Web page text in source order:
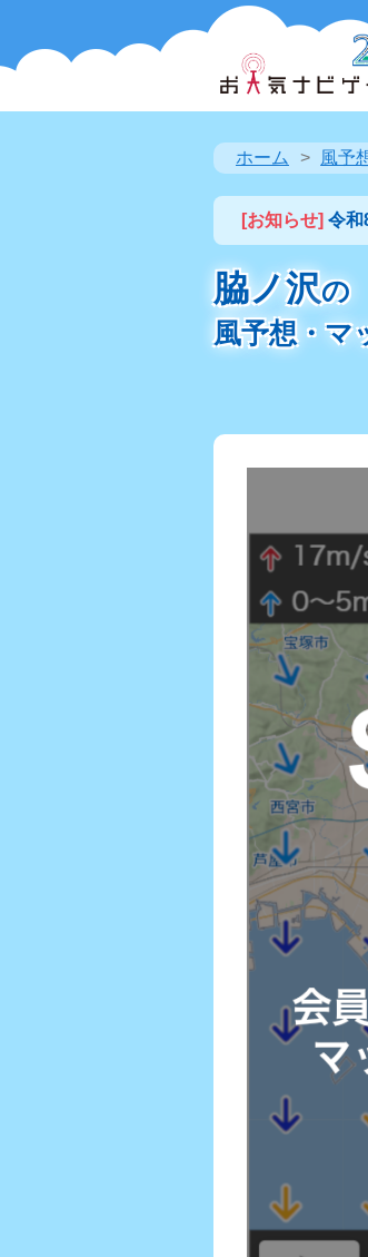
ホーム 風予
[お知らせ] 令和
脇ノ沢の
風予想・マ